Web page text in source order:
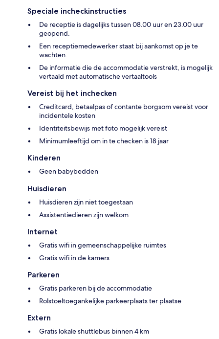
Speciale incheckinstructies
De receptie is dagelijks tussen 08.00 uur en 23.00 uur
geopend.
Een receptiemedewerker staat bij aankomst op je te
wachten.
De informatie die de accommodatie verstrekt, is mogelijk
vertaald met automatische vertaaltools
Vereist bij het inchecken
Creditcard, betaalpas of contante borgsom vereist voor
incidentele kosten
Identiteitsbewijs met foto mogelijk vereist
Minimumleeftijd om in te checken is 18 jaar
Kinderen
Geen babybedden
Huisdieren
Huisdieren zijn niet toegestaan
Assistentiedieren zijn welkom
Internet
Gratis wifi in gemeenschappelijke ruimtes
Gratis wifi in de kamers
Parkeren
Gratis parkeren bij de accommodatie
Rolstoeltoegankelijke parkeerplaats ter plaatse
Extern
Gratis lokale shuttlebus binnen 4 km